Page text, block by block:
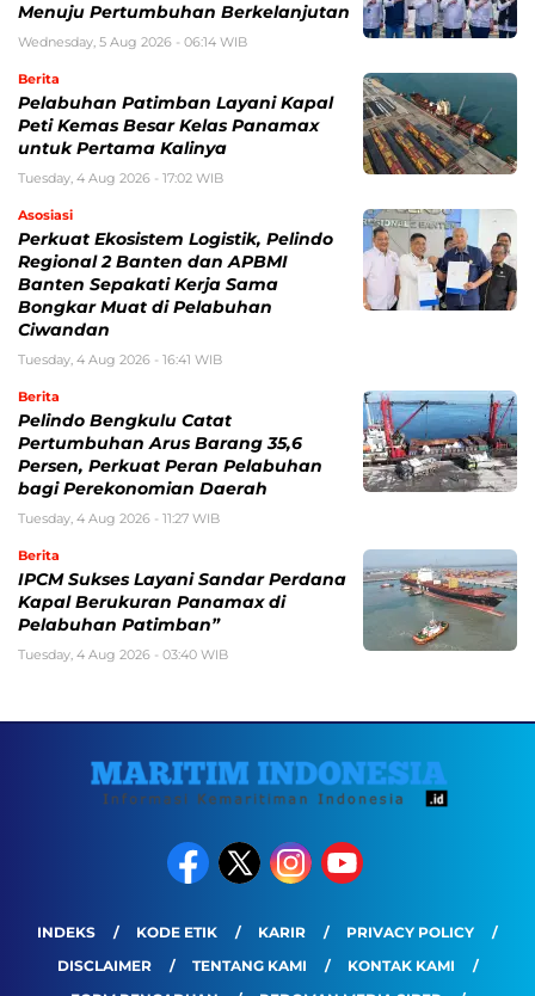
Menuju Pertumbuhan Berkelanjutan
Wednesday, 5 Aug 2026 - 06:14 WIB
Berita
Pelabuhan Patimban Layani Kapal
Peti Kemas Besar Kelas Panamax
untuk Pertama Kalinya
Tuesday, 4 Aug 2026 - 17:02 WIB
Asosiasi
Perkuat Ekosistem Logistik, Pelindo
Regional 2 Banten dan APBMI
Banten Sepakati Kerja Sama
Bongkar Muat di Pelabuhan
Ciwandan
Tuesday, 4 Aug 2026 - 16:41 WIB
Berita
Pelindo Bengkulu Catat
Pertumbuhan Arus Barang 35,6
Persen, Perkuat Peran Pelabuhan
bagi Perekonomian Daerah
Tuesday, 4 Aug 2026 - 11:27 WIB
Berita
IPCM Sukses Layani Sandar Perdana
Kapal Berukuran Panamax di
Pelabuhan Patimban”
Tuesday, 4 Aug 2026 - 03:40 WIB
INDEKS KODE ETIK KARIR
PRIVACY POLICY
DISCLAIMER
TENTANG KAMI
KONTAK KAMI